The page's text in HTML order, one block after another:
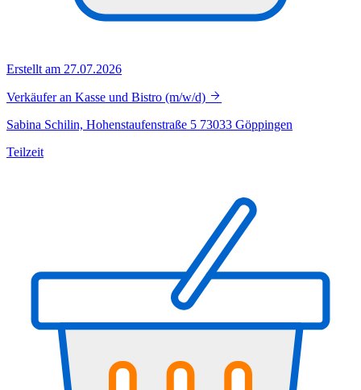
Erstellt am 27.07.2026
Verkäufer an Kasse und Bistro (m/w/d)
Sabina Schilin, Hohenstaufenstraße 5 73033 Göppingen
Teilzeit